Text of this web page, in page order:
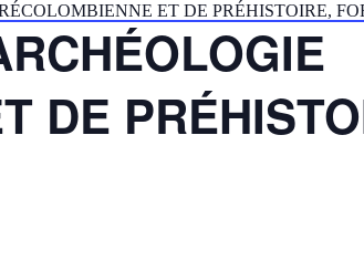
ET DE PRÉHISTOIRE,
DE